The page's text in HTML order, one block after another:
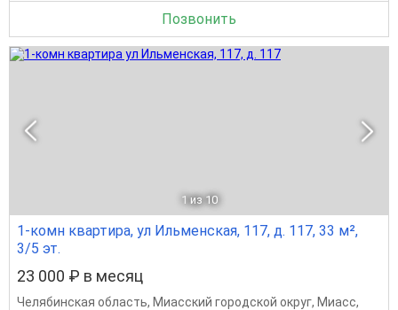
Позвонить
1 из 10
1-комн квартира, ул Ильменская, 117, д. 117, 33 м²,
3/5 эт.
23 000 ₽ в месяц
Челябинская область, Миасский городской округ, Миасс,